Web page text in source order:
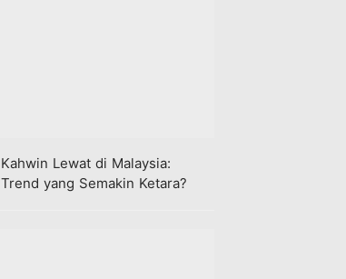
Kahwin Lewat di Malaysia:
Trend yang Semakin Ketara?